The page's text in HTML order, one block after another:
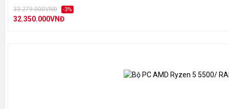
33.279.000VNĐ -3%
32.350.000VNĐ